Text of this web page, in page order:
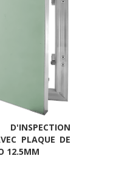
PLAQUE DE
12.5MM